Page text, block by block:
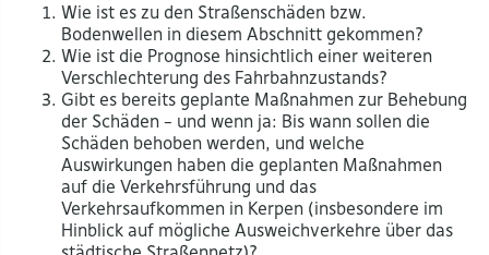
Wie ist es zu den Straßenschäden bzw.
Bodenwellen in diesem Abschnitt gekommen?
Wie ist die Prognose hinsichtlich einer weiteren
Verschlechterung des Fahrbahnzustands?
Gibt es bereits geplante Maßnahmen zur Behebung
der Schäden – und wenn ja: Bis wann sollen die
Schäden behoben werden, und welche
Auswirkungen haben die geplanten Maßnahmen
auf die Verkehrsführung und das
Verkehrsaufkommen in Kerpen (insbesondere im
Hinblick auf mögliche Ausweichverkehre über das